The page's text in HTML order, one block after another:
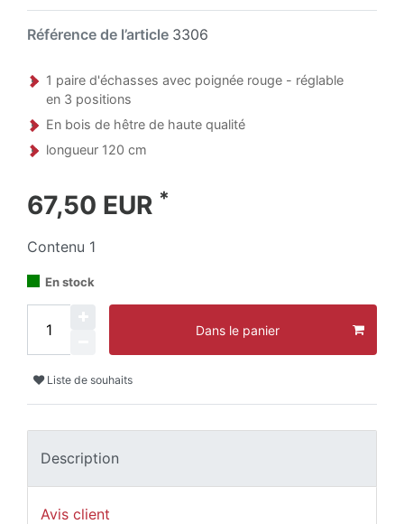
Référence de l’article 3306
1 paire d'échasses avec poignée rouge - réglable
en 3 positions
En bois de hêtre de haute qualité
longueur 120 cm
67,50 EUR *
Contenu 1
En stock
Dans le panier
Liste de souhaits
Description
Avis client